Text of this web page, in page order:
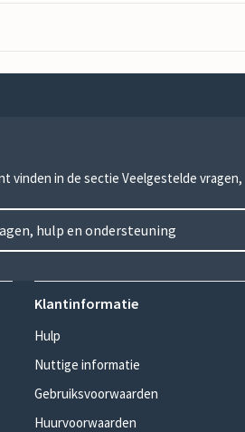
vinden in de sectie Veelgestelde vragen,
hulp en ondersteuning
Klantinformatie
Hulp
Nuttige informatie
Gebruiksvoorwaarden
Huurvoorwaarden